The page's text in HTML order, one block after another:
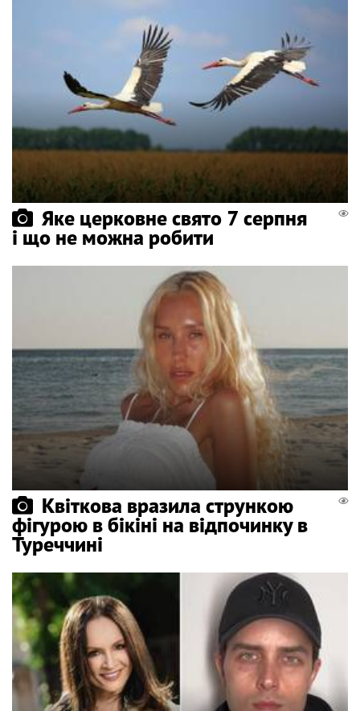
Яке церковне свято 7 серпня
і що не можна робити
Квіткова вразила стрункою
фігурою в бікіні на відпочинку в
Туреччині